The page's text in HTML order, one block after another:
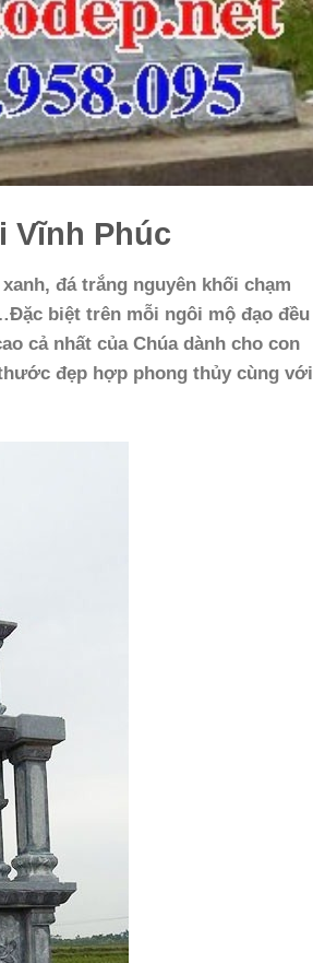
Vĩnh Phúc
đá trắng nguyên khối chạm
biệt trên mỗi ngôi mộ đạo đều
cả nhất của Chúa dành cho con
đẹp hợp phong thủy cùng với